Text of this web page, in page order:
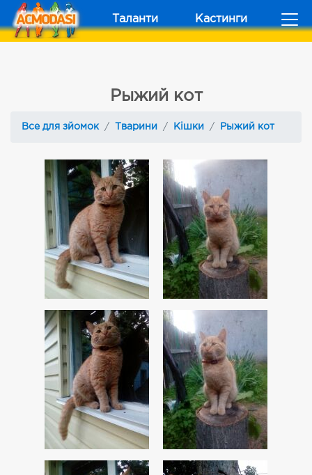
Таланти Кастинги
Рыжий кот
Все для зйомок Тварини Кішки Рыжий кот